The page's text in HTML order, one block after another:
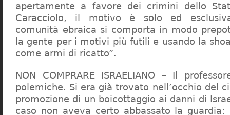
apertamente a favore dei crimini dello
Caracciolo, il motivo è solo ed
comunità ebraica si comporta in modo
la gente per i motivi più futili e usando la
come armi di ricatto”.
NON COMPRARE ISRAELIANO – Il
polemiche. Si era già trovato nell’occhio del
promozione di un boicottaggio ai danni di
caso non aveva certo abbassato la guardia: